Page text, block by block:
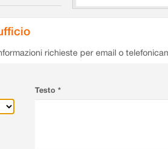
richieste per email o
Testo *